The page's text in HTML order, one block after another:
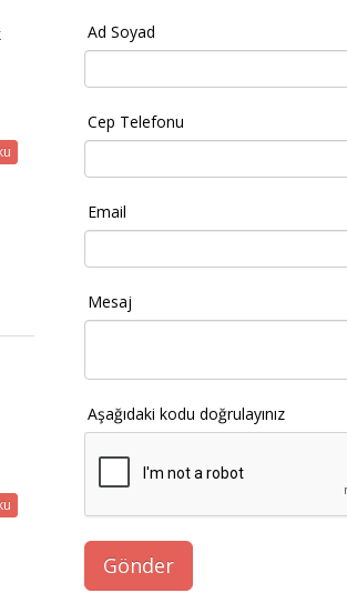
Ad Soyad
Cep Telefonu
Email
Mesaj
Aşağıdaki kodu doğrulayınız